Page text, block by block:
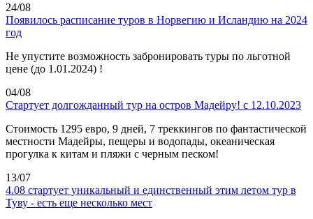
24/08
Появилось расписание туров в Норвегию и Исландию на 2024
год
Не упустите возможность забронировать туры по льготной
цене (до 1.01.2024) !
04/08
Стартует долгожданный тур на остров Мадейру! с 12.10.2023
Стоимость 1295 евро, 9 дней, 7 треккингов по фантастической
местности Мадейры, пещеры и водопады, океаническая
прогулка к китам и пляжи с черным песком!
13/07
4.08 стартует уникальный и единственный этим летом тур в
Туву - есть еще несколько мест